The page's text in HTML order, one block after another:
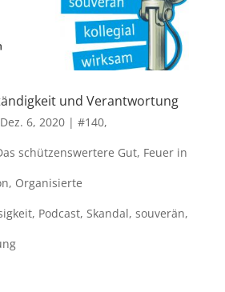
und Verantwortung
Dez. 6, 2020| #140,
schützenswertere Gut, Feuer in
, Organisierte
, Podcast, Skandal, souverän,